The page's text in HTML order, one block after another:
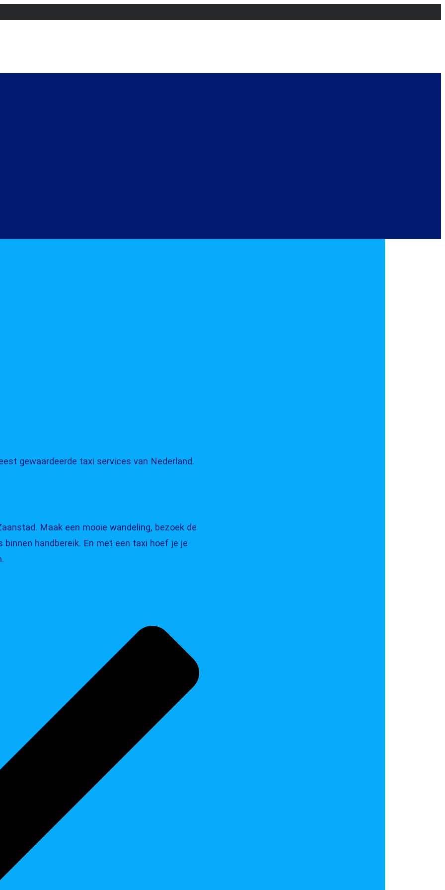
gewaardeerde taxi services van Nederland.
Maak een mooie wandeling, bezoek de
handbereik. En met een taxi hoef je je